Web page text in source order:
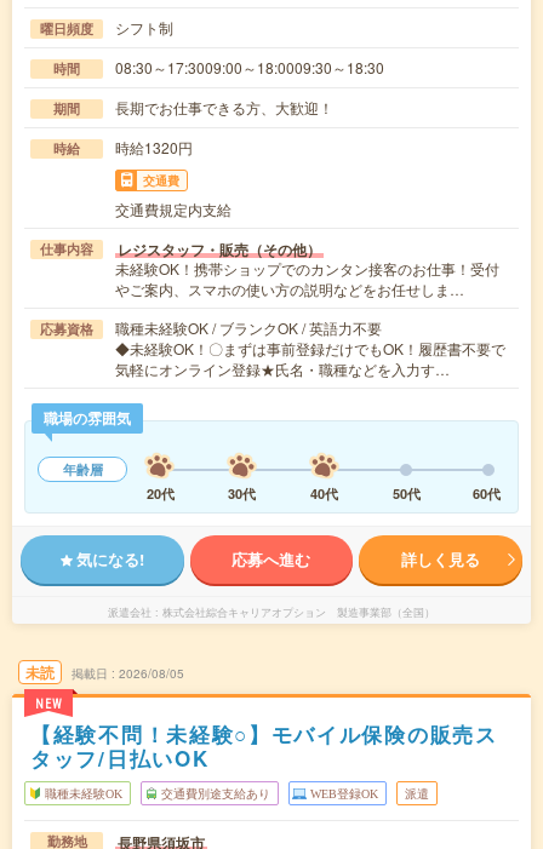
曜日頻度 シフト制
時間 08:30～17:3009:00～18:0009:30～18:30
期間 長期でお仕事できる方、大歓迎！
時給 時給1320円
交通費
交通費規定内支給
仕事内容 レジスタッフ・販売（その他）
未経験OK！携帯ショップでのカンタン接客のお仕事！受付
やご案内、スマホの使い方の説明などをお任せしま…
応募資格
職種未経験OK / ブランクOK / 英語力不要
◆未経験OK！〇まずは事前登録だけでもOK！履歴書不要で
気軽にオンライン登録★氏名・職種などを入力す…
職場の雰囲気
年齢層
20代
30代 40代 50代 60代
気になる! 応募へ進む 詳しく見る
派遣会社 株式会社綜合キャリアオプション 製造事業部（全国）
未読
NEW
掲載日 2026/08/05
【経験不問！未経験○】モバイル保険の販売ス
タッフ/日払いOK
職種未経験OK 交通費別途支給あり WEB登録OK 派遣
勤務地 長野県須坂市